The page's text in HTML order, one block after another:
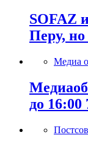
SOFAZ
Перу,
Медиа
до 16:00